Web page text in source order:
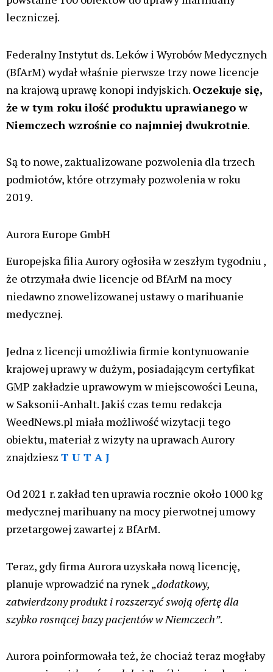
ponieważ niestety obecnie istnieje wiele wąskich gardeł
w opiece nad pacjentami”.
-powiedział Dr Adrian Fischer, lekarz i dyrektor
zarządzający odpowiedzialny w Demecan za uprawę
Jednocześnie firma Demecan poinformowała, że od
kwietnia odnotowała „ silny wzrost sprzedaży” ze
medyczną.
Tilray
Europejska spółka zależna Tilral czyli
poinformowała, iż otrzymała nową licencję na
krajową produkcję medycznej marihuany.
Początkowa licencja Aphria RX była najbardziej
szczepów marihuany medycznej zatwierdzonych
przez BfArM.
Dzięki uzyskaniu nowej licencji Aphria RX będzie
mogła uprawiać aż 31 zatwierdzonych szczepów i
spodziewa się pięciokrotnego zwiększenia
produkcji.
„Jesteśmy zachwyceni otrzymaniem tej licencji,
ponieważ zapewni nam ona większy dostęp do
najwyższej jakości medycznej marihuany produkowanej
leczenia dostępnych dla pacjentów. Doceniamy
zaufanie, jakim rząd niemiecki obdarzył firmę Tilray i
jesteśmy dumni z naszego zespołu za pionierską pracę w
zakresie uprawy marihuany leczniczej i opieki nad